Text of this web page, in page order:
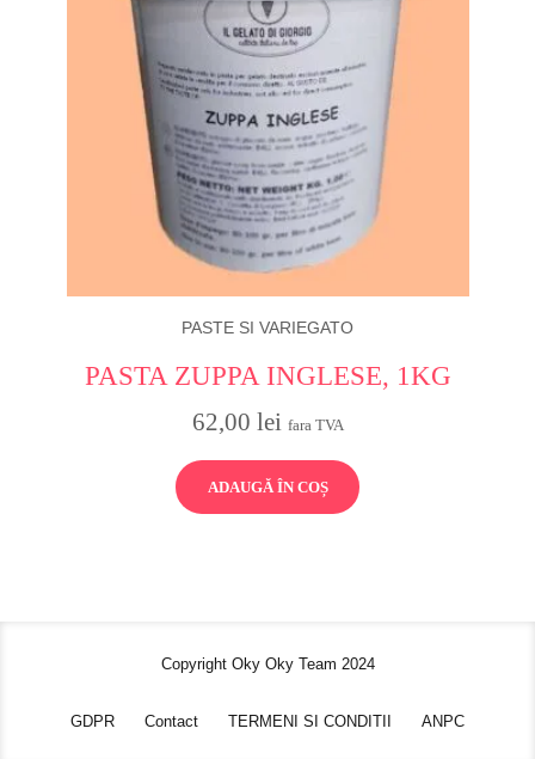
PASTE SI VARIEGATO
PASTA ZUPPA INGLESE, 1KG
62,00 lei fara TVA
ADAUGĂ ÎN COȘ
Copyright Oky Oky Team 2024
GDPR Contact TERMENI SI CONDITII ANPC